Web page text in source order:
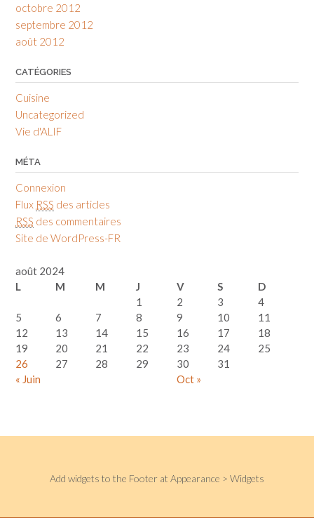
octobre 2012
septembre 2012
août 2012
CATÉGORIES
Cuisine
Uncategorized
Vie d'ALIF
MÉTA
Connexion
Flux RSS des articles
RSS des commentaires
Site de WordPress-FR
août 2024
L
M M J V S D
« Juin Oct »
1 2 3
4
5
6 7 8 9 10
11
12
13 14 15 16 17
18
19
20 21 22 23 24
25
26
27 28 29 30 31
Add widgets to the Footer at Appearance > Widgets